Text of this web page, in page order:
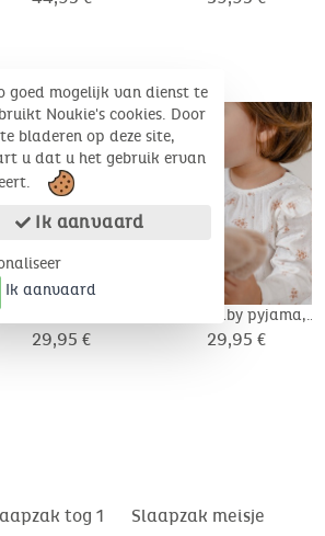
PRODUCTEN
fantasie katoen
29,95 €
Baby pyjama,
fantasie katoen
29,95 €
tog 1
Slaapzak meisje
goed mogelijk van dienst te
Noukie's cookies. Door
bladeren op deze site,
u dat u het gebruik ervan
Ik aanvaard
Ik aanvaard